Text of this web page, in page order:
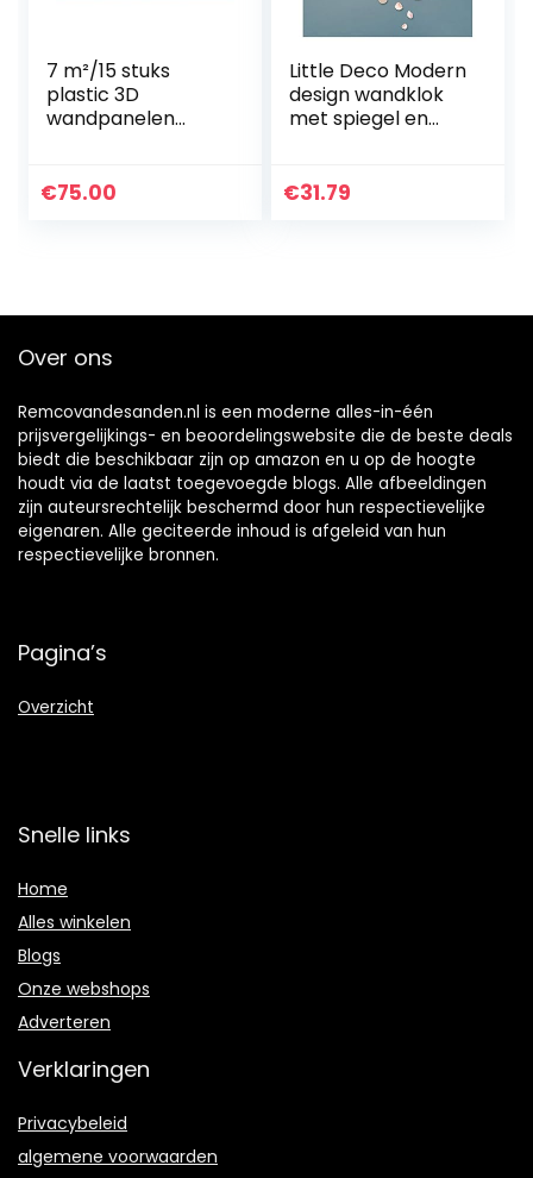
7 m²/15 stuks
plastic 3D
wandpanelen
plafondpanelen
€75.00
Little Deco Modern
design wandklok
met spiegel en
decoratieve klok
€31.79
Over ons
Remcovandesanden.nl is een moderne alles-in-één
prijsvergelijkings- en beoordelingswebsite die de beste deals
biedt die beschikbaar zijn op amazon en u op de hoogte
houdt via de laatst toegevoegde blogs. Alle afbeeldingen
zijn auteursrechtelijk beschermd door hun respectievelijke
eigenaren. Alle geciteerde inhoud is afgeleid van hun
respectievelijke bronnen.
Pagina’s
Overzicht
Snelle links
Home
Alles winkelen
Blogs
Onze webshops
Adverteren
Verklaringen
Privacybeleid
algemene voorwaarden